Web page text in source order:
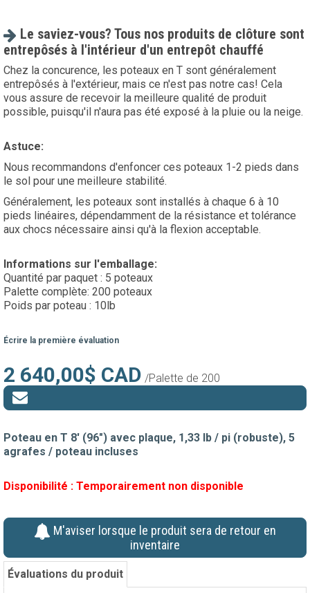
Le saviez-vous? Tous nos produits de clôture sont
entrepôsés à l'intérieur d'un entrepôt chauffé
Chez la concurence, les poteaux en T sont généralement
entrepôsés à l'extérieur, mais ce n'est pas notre cas! Cela
vous assure de recevoir la meilleure qualité de produit
possible, puisqu'il n'aura pas été exposé à la pluie ou la neige.
Astuce:
Nous recommandons d'enfoncer ces poteaux 1-2 pieds dans
le sol pour une meilleure stabilité.
Généralement, les poteaux sont installés à chaque 6 à 10
pieds linéaires, dépendamment de la résistance et tolérance
aux chocs nécessaire ainsi qu'à la flexion acceptable.
Informations sur l'emballage:
Quantité par paquet : 5 poteaux
Palette complète: 200 poteaux
Poids par poteau : 10lb
Écrire la première évaluation
2 640,00$ CAD /Palette de 200
Poteau en T 8' (96") avec plaque, 1,33 lb / pi (robuste), 5
agrafes / poteau incluses
Disponibilité : Temporairement non disponible
M'aviser lorsque le produit sera de retour en
inventaire
Évaluations du produit